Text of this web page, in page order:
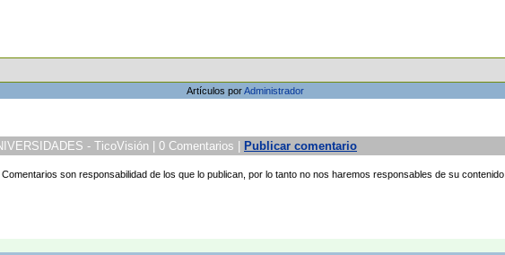
Artículos porAdministrador
- TicoVisión | 0 Comentarios |
Publicar comentario
son responsabilidad de los que lo publican, por lo tanto no nos haremos responsables de su contenido.